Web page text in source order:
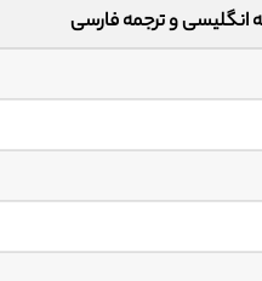
و ترجمه فارسی